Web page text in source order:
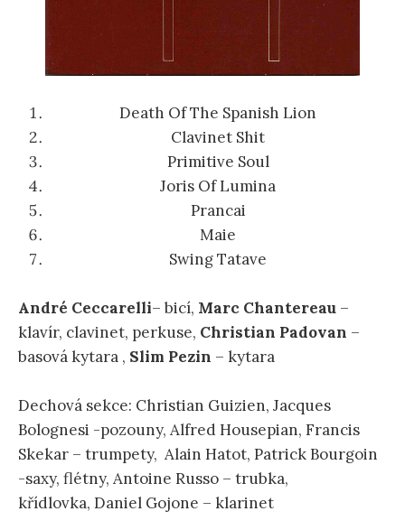
Death Of The Spanish Lion
Clavinet Shit
Primitive Soul
Joris Of Lumina
Prancai
Maie
Swing Tatave
André Ceccarelli– bicí, Marc Chantereau –
klavír, clavinet, perkuse, Christian Padovan –
basová kytara , Slim Pezin – kytara
Dechová sekce: Christian Guizien, Jacques
Bolognesi -pozouny, Alfred Housepian, Francis
Skekar – trumpety, Alain Hatot, Patrick Bourgoin
-saxy, flétny, Antoine Russo – trubka,
křídlovka, Daniel Gojone – klarinet